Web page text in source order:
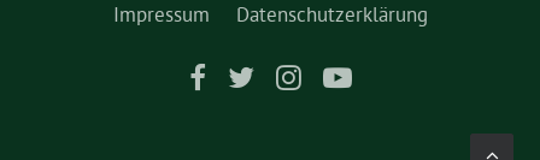
Impressum Datenschutzerklärung